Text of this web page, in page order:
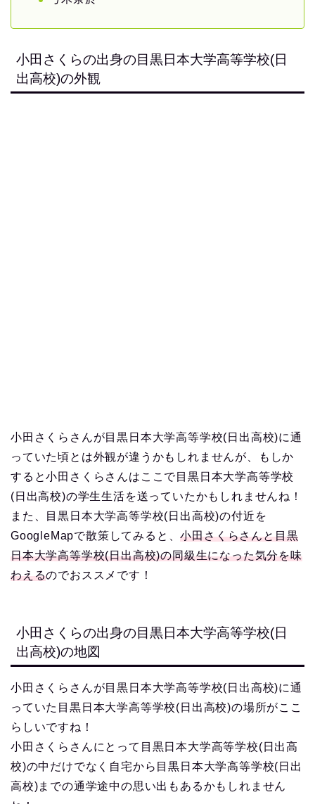
小田さくらの出身の目黒日本大学高等学校(日
出高校)の外観
小田さくらさんが目黒日本大学高等学校(日出高校)に通
っていた頃とは外観が違うかもしれませんが、もしか
すると小田さくらさんはここで目黒日本大学高等学校
(日出高校)の学生生活を送っていたかもしれませんね！
また、目黒日本大学高等学校(日出高校)の付近を
GoogleMapで散策してみると、小田さくらさんと目黒
日本大学高等学校(日出高校)の同級生になった気分を味
わえるのでおススメです！
小田さくらの出身の目黒日本大学高等学校(日
出高校)の地図
小田さくらさんが目黒日本大学高等学校(日出高校)に通
っていた目黒日本大学高等学校(日出高校)の場所がここ
らしいですね！
小田さくらさんにとって目黒日本大学高等学校(日出高
校)の中だけでなく自宅から目黒日本大学高等学校(日出
高校)までの通学途中の思い出もあるかもしれません